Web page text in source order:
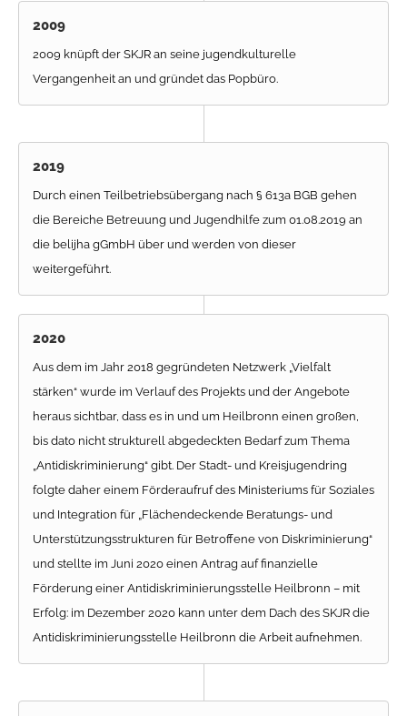
2009
2009 knüpft der SKJR an seine jugendkulturelle
Vergangenheit an und gründet das Popbüro.
2019
Durch einen Teilbetriebsübergang nach § 613a BGB gehen
die Bereiche Betreuung und Jugendhilfe zum 01.08.2019 an
die belijha gGmbH über und werden von dieser
weitergeführt.
2020
Aus dem im Jahr 2018 gegründeten Netzwerk „Vielfalt
stärken“ wurde im Verlauf des Projekts und der Angebote
heraus sichtbar, dass es in und um Heilbronn einen großen,
bis dato nicht strukturell abgedeckten Bedarf zum Thema
„Antidiskriminierung“ gibt. Der Stadt- und Kreisjugendring
folgte daher einem Förderaufruf des Ministeriums für Soziales
und Integration für „Flächendeckende Beratungs- und
Unterstützungsstrukturen für Betroffene von Diskriminierung“
und stellte im Juni 2020 einen Antrag auf finanzielle
Förderung einer Antidiskriminierungsstelle Heilbronn – mit
Erfolg: im Dezember 2020 kann unter dem Dach des SKJR die
Antidiskriminierungsstelle Heilbronn die Arbeit aufnehmen.